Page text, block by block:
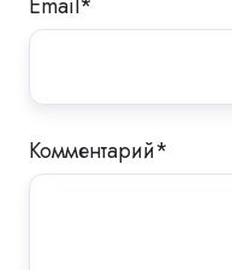
Комментарий*